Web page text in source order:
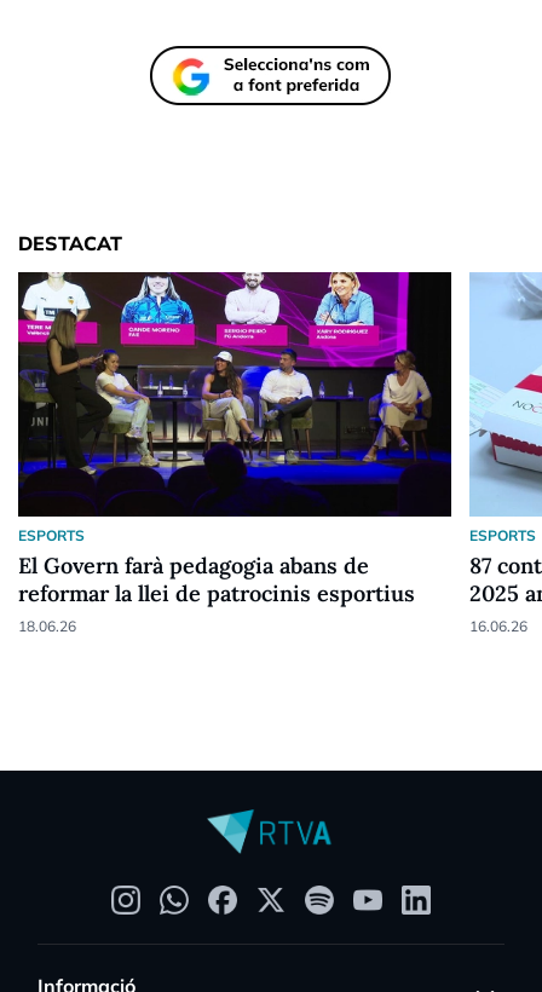
DESTACAT
ESPORTS
El Govern farà pedagogia abans de
reformar la llei de patrocinis esportius
18.06.26
ESPORTS
87
2025
16.06.26
Informació